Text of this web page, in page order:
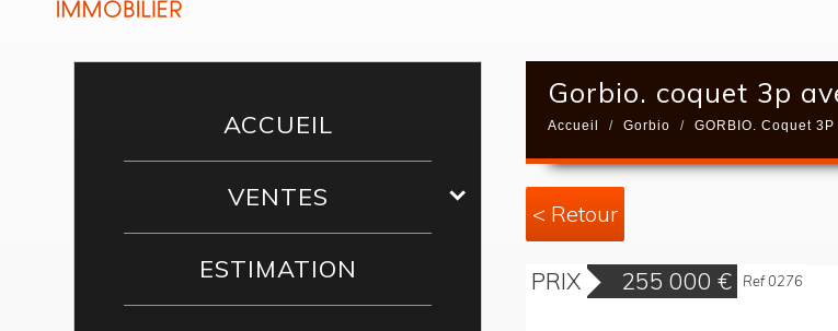
ACCUEIL
VENTES
ESTIMATION
gorbio. coquet 3p
Accueil Gorbio GORBIO. Coquet
< Retour
PRIX 255 000 € Ref 0276